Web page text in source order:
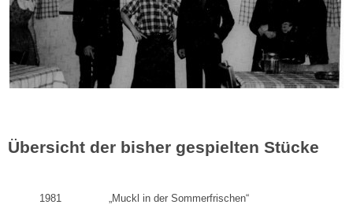
Übersicht der bisher gespielten Stücke
1981 „Muckl in der Sommerfrischen“